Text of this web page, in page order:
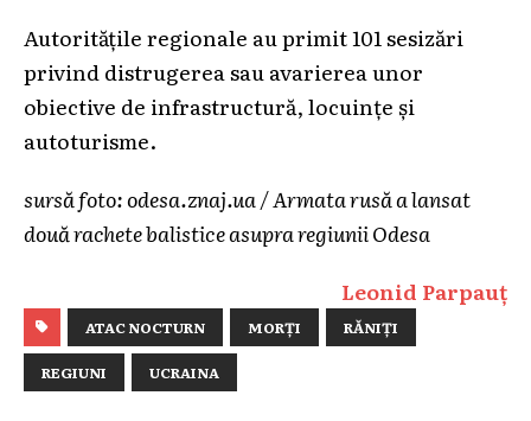
Autoritățile regionale au primit 101 sesizări
privind distrugerea sau avarierea unor
obiective de infrastructură, locuințe și
autoturisme.
sursă foto: odesa.znaj.ua / Armata rusă a lansat
două rachete balistice asupra regiunii Odesa
Leonid Parpauț
ATAC NOCTURN MORȚI RĂNIȚI
REGIUNI UCRAINA